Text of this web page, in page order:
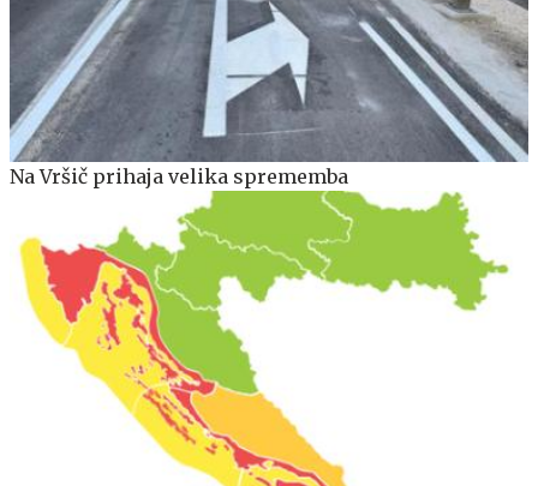
Na Vršič prihaja velika sprememba